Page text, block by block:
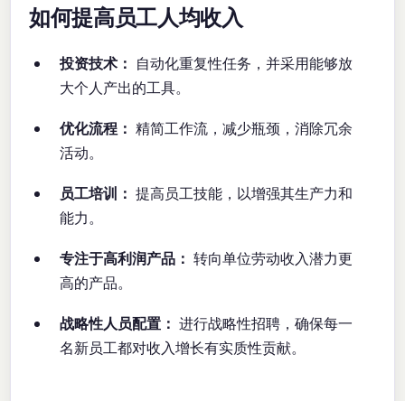
如何提高员工人均收入
投资技术： 自动化重复性任务，并采用能够放
大个人产出的工具。
优化流程： 精简工作流，减少瓶颈，消除冗余
活动。
员工培训： 提高员工技能，以增强其生产力和
能力。
专注于高利润产品： 转向单位劳动收入潜力更
高的产品。
战略性人员配置： 进行战略性招聘，确保每一
名新员工都对收入增长有实质性贡献。